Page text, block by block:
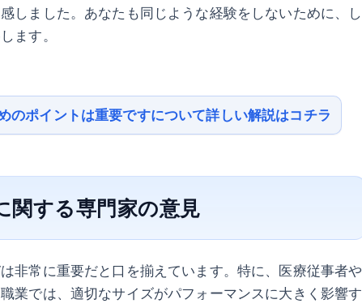
しました。あなたも同じような経験をしないために、し
ます。
のポイントは重要ですについて詳しい解説はコチラ
関する専門家の意見
非常に重要だと口を揃えています。特に、医療従事者や
業では、適切なサイズがパフォーマンスに大きく影響す